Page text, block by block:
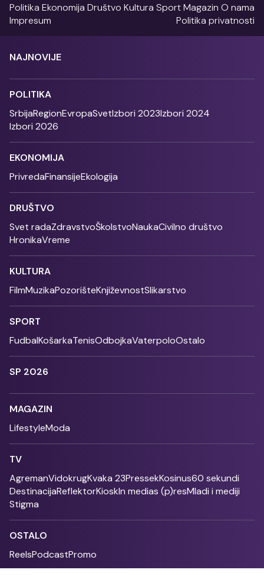
Politika Ekonomija Društvo Kultura SportMagazin O nama
Impresum
Politika privatnosti
NAJNOVIJE
POLITIKA
SrbijaRegionEvropaSvetIzbori 2023Izbori 2024
Izbori 2026
EKONOMIJA
PrivredaFinansijeEkologija
DRUŠTVO
Svet radaZdravstvoŠkolstvoNaukaCivilno društvo
HronikaVreme
KULTURA
FilmMuzikaPozorišteKnjiževnostSlikarstvo
SPORT
FudbalKošarkaTenisOdbojkaVaterpoloOstalo
SP 2026
MAGAZIN
LifestyleModa
TV
AgremanVidokrugKvaka 23PressekKosinus60 sekundi
DestinacijaReflektorKioskIn medias (p)resMladi i mediji
Stigma
OSTALO
ReelsPodcastPromo